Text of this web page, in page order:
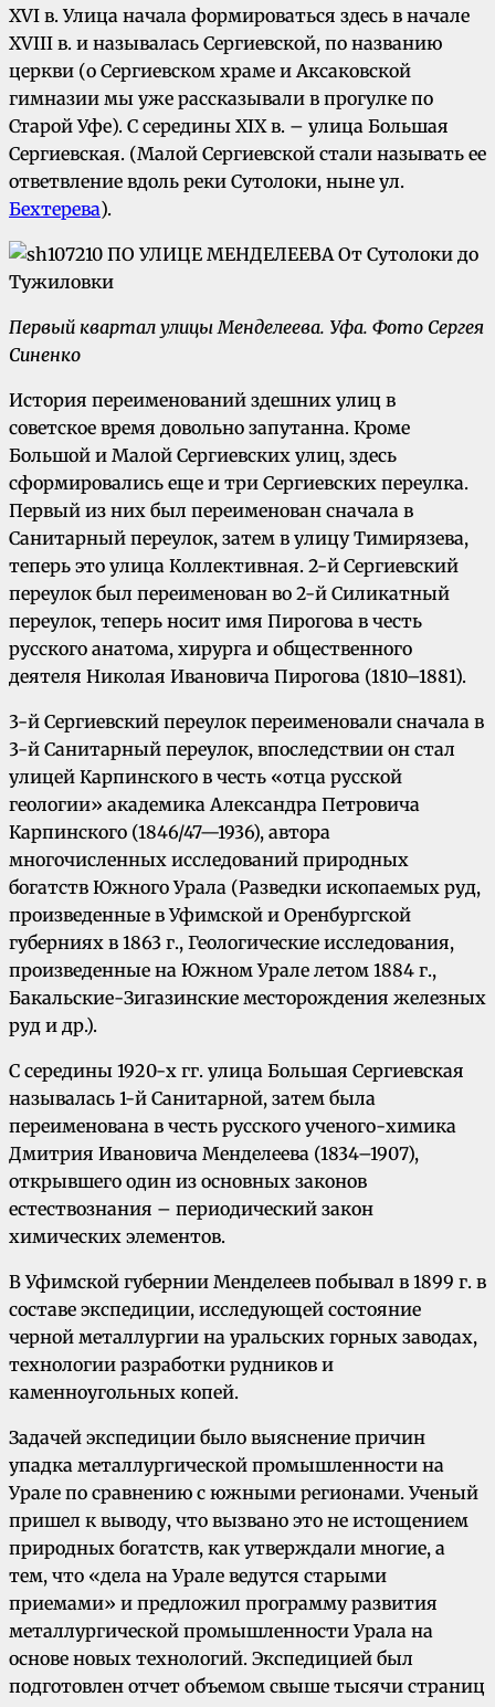
XVI в. Улица начала формироваться здесь в начале
XVIII в. и называлась Сергиевской, по названию
церкви (о Сергиевском храме и Аксаковской
гимназии мы уже рассказывали в прогулке по
Старой Уфе). С середины XIX в. – улица Большая
Сергиевская. (Малой Сергиевской стали называть ее
ответвление вдоль реки Сутолоки, ныне ул.
Бехтерева).
Первый квартал улицы Менделеева. Уфа. Фото Сергея
Синенко
История переименований здешних улиц в
советское время довольно запутанна. Кроме
Большой и Малой Сергиевских улиц, здесь
сформировались еще и три Сергиевских переулка.
Первый из них был переименован сначала в
Санитарный переулок, затем в улицу Тимирязева,
теперь это улица Коллективная. 2-й Сергиевский
переулок был переименован во 2-й Силикатный
переулок, теперь носит имя Пирогова в честь
русского анатома, хирурга и общественного
деятеля Николая Ивановича Пирогова (1810–1881).
3-й Сергиевский переулок переименовали сначала в
3-й Санитарный переулок, впоследствии он стал
улицей Карпинского в честь «отца русской
геологии» академика Александра Петровича
Карпинского (1846/47—1936), автора
многочисленных исследований природных
богатств Южного Урала (Разведки ископаемых руд,
произведенные в Уфимской и Оренбургской
губерниях в 1863 г., Геологические исследования,
произведенные на Южном Урале летом 1884 г.,
Бакальские-Зигазинские месторождения железных
руд и др.).
С середины 1920-х гг. улица Большая Сергиевская
называлась 1-й Санитарной, затем была
переименована в честь русского ученого-химика
Дмитрия Ивановича Менделеева (1834–1907),
открывшего один из основных законов
естествознания – периодический закон
химических элементов.
В Уфимской губернии Менделеев побывал в 1899 г. в
составе экспедиции, исследующей состояние
черной металлургии на уральских горных заводах,
технологии разработки рудников и
каменноугольных копей.
Задачей экспедиции было выяснение причин
упадка металлургической промышленности на
Урале по сравнению с южными регионами. Ученый
пришел к выводу, что вызвано это не истощением
природных богатств, как утверждали многие, а
тем, что «дела на Урале ведутся старыми
приемами» и предложил программу развития
металлургической промышленности Урала на
основе новых технологий. Экспедицией был
подготовлен отчет объемом свыше тысячи страниц